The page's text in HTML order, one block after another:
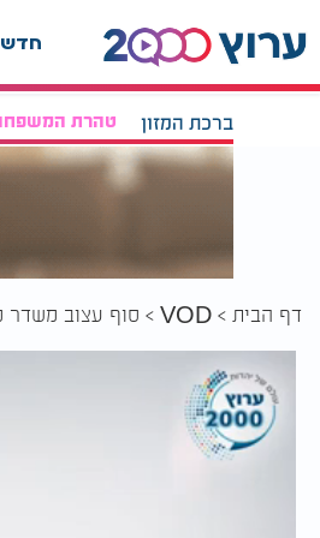
ברכת המזון טהרת
דף הבית VOD סוף עצוב משדר